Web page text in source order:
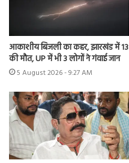
आकाशीय बिजली का कहर, झारखंड में 13
की मौत, UP में भी 3 लोगों ने गंवाई जान
5 August 2026 - 9:27 AM